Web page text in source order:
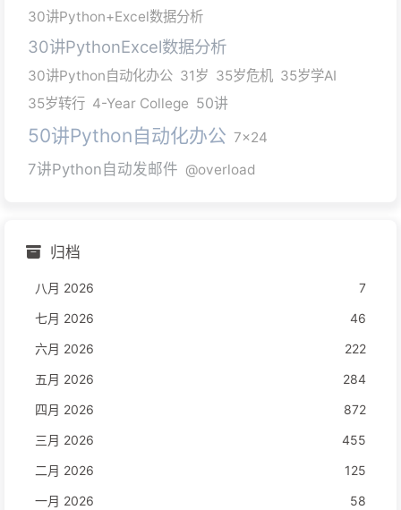
30讲Python+Excel数据分析
30讲PythonExcel数据分析
30讲Python自动化办公 31岁 35岁危机 35岁学AI
35岁转行 4-Year College 50讲
50讲Python自动化办公 7x24
7讲Python自动发邮件 @overload
归档
八月 2026
7
七月 2026
46
六月 2026
222
五月 2026
284
四月 2026
872
三月 2026
455
二月 2026
125
一月 2026
58